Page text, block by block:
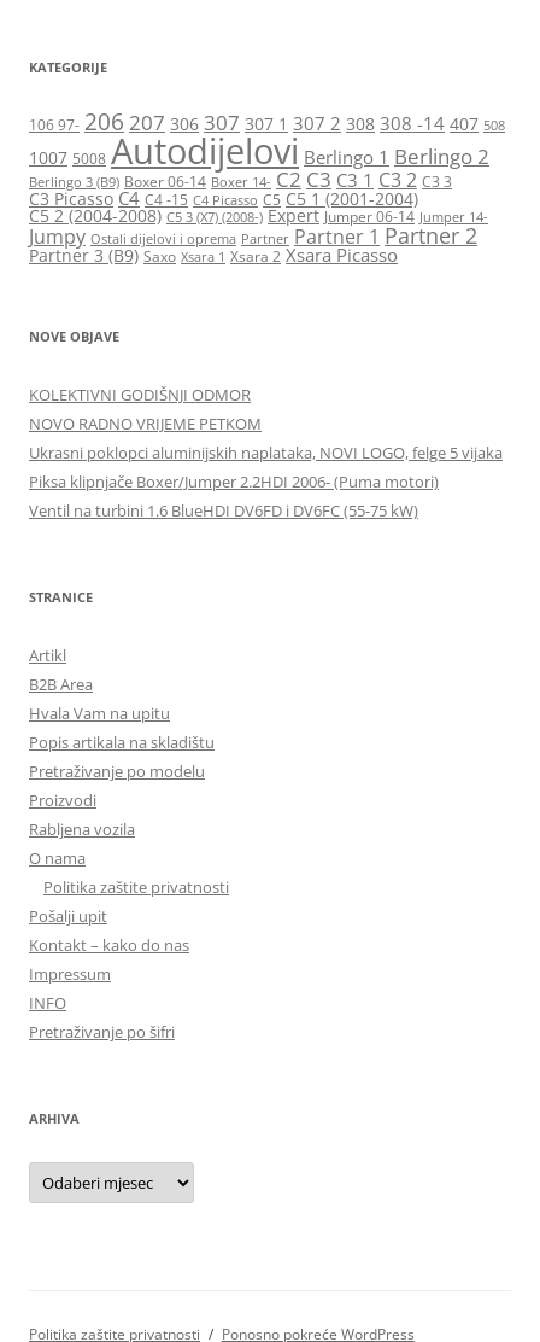
KATEGORIJE
106 97- 206 207 306 307 307 1 307 2 308 308 -14 407 508
1007 5008 Autodijelovi Berlingo 1 Berlingo 2
Berlingo 3 (B9) Boxer 06-14 Boxer 14- C2 C3 C3 1 C3 2 C3 3
C3 Picasso C4 C4 -15 C4 Picasso C5 C5 1 (2001-2004)
C5 2 (2004-2008) C5 3 (X7) (2008-) Expert Jumper 06-14 Jumper 14-
Jumpy Ostali dijelovi i oprema Partner Partner 1 Partner 2
Partner 3 (B9) Saxo Xsara 1 Xsara 2 Xsara Picasso
NOVE OBJAVE
KOLEKTIVNI GODIŠNJI ODMOR
NOVO RADNO VRIJEME PETKOM
Ukrasni poklopci aluminijskih naplataka, NOVI LOGO, felge 5 vijaka
Piksa klipnjače Boxer/Jumper 2.2HDI 2006- (Puma motori)
Ventil na turbini 1.6 BlueHDI DV6FD i DV6FC (55-75 kW)
STRANICE
Artikl
B2B Area
Hvala Vam na upitu
Popis artikala na skladištu
Pretraživanje po modelu
Proizvodi
Rabljena vozila
O nama
Politika zaštite privatnosti
Pošalji upit
Kontakt – kako do nas
Impressum
INFO
Pretraživanje po šifri
ARHIVA
Arhiva
Politika zaštite privatnosti Ponosno pokreće WordPress